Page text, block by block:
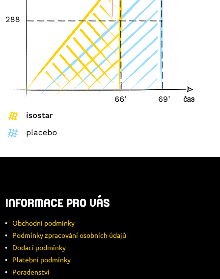
P
A
T
INFORMACE PRO VÁS
Obchodní podmínky
Podmínky zpracování osobních údajů
Dodací podmínky
Platební podmínky
Poradenství